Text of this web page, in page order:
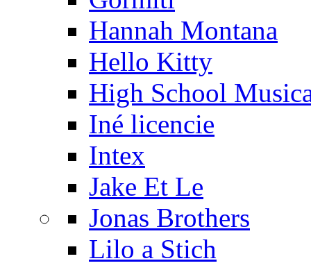
Hannah Montana
Hello Kitty
High School
Iné licencie
Intex
Jake Et Le
Jonas Brothers
Lilo a Stich